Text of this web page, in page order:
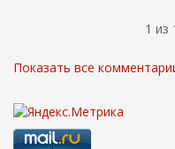
1 из
Показать все